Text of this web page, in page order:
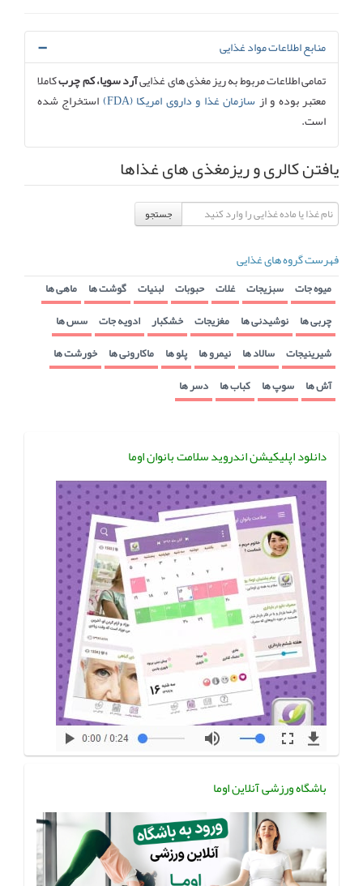
منابع اطلاعات مواد غذایی
تمامی اطلاعات مربوط به ریز مغذی های غذاییآرد سویا، کم چربکاملا
معتبر بوده و از سازمان غذا و داروی امریکا (FDA)
استخراج شده
است.
یافتن کالری و ریزمغذی های غذاها
جستجو
فهرست گروه های غذایی
میوه جات سبزیجات غلات حبوبات لبنیات گوشت ها ماهی ها
چربی ها نوشیدنی ها مغزیجات خشکبار ادویه جات سس ها
شیرینیجات سالاد ها نیمرو ها پلو ها ماکارونی ها خورشت ها
آش ها سوپ ها کباب ها دسر ها
دانلود اپلیکیشن اندروید سلامت بانوان اوما
باشگاه ورزشی آنلاین اوما